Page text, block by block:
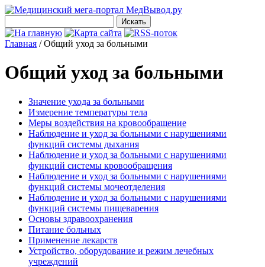
Главная /Общий уход за больными
Общий уход за больными
Значение ухода за больными
Измерение температуры тела
Меры воздействия на кровообращение
Наблюдение и уход за больными с нарушениями
функций системы дыхания
Наблюдение и уход за больными с нарушениями
функций системы кровообращения
Наблюдение и уход за больными с нарушениями
функций системы мочеотделения
Наблюдение и уход за больными с нарушениями
функций системы пищеварения
Основы здравоохранения
Питание больных
Применение лекарств
Устройство, оборудование и режим лечебных
учреждений